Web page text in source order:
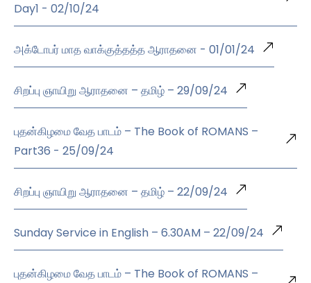
Day1 - 02/10/24
அக்டோபர் மாத வாக்குத்தத்த ஆராதனை - 01/01/24
சிறப்பு ஞாயிறு ஆராதனை – தமிழ் – 29/09/24
புதன்கிழமை வேத பாடம் – The Book of ROMANS –
Part36 - 25/09/24
சிறப்பு ஞாயிறு ஆராதனை – தமிழ் – 22/09/24
Sunday Service in English – 6.30AM – 22/09/24
புதன்கிழமை வேத பாடம் – The Book of ROMANS –